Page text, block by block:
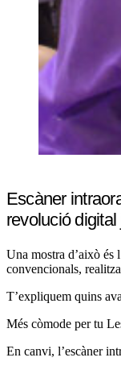
Escàner
revolució
Una mostra d’això és
convencionals,
T’expliquem quins
Més còmode per tu
En canvi, l’escàner